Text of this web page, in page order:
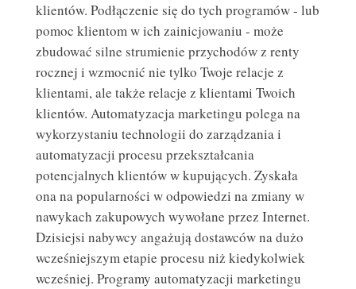
klientów. Podłączenie się do tych programów - lub
pomoc klientom w ich zainicjowaniu - może
zbudować silne strumienie przychodów z renty
rocznej i wzmocnić nie tylko Twoje relacje z
klientami, ale także relacje z klientami Twoich
klientów. Automatyzacja marketingu polega na
wykorzystaniu technologii do zarządzania i
automatyzacji procesu przekształcania
potencjalnych klientów w kupujących. Zyskała
ona na popularności w odpowiedzi na zmiany w
nawykach zakupowych wywołane przez Internet.
Dzisiejsi nabywcy angażują dostawców na dużo
wcześniejszym etapie procesu niż kiedykolwiek
wcześniej. Programy automatyzacji marketingu